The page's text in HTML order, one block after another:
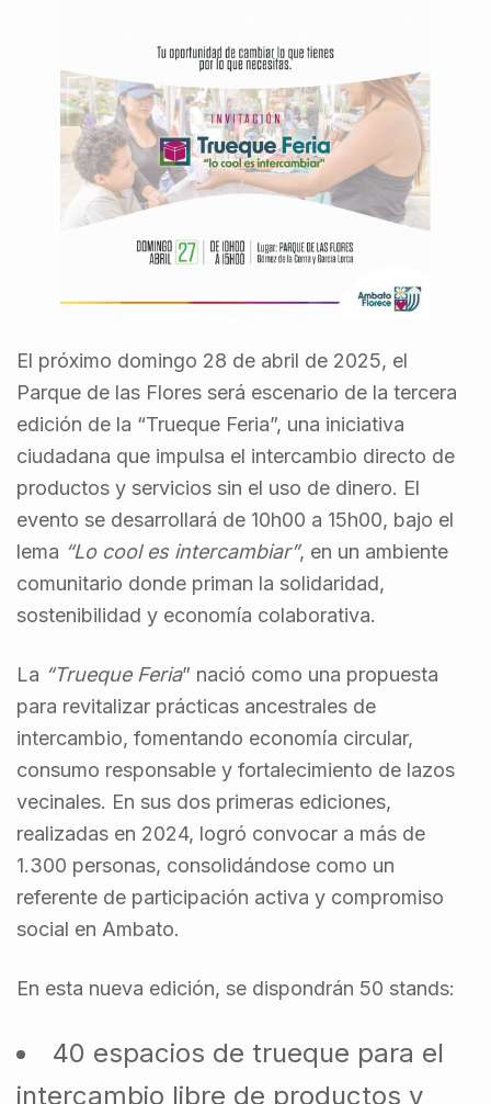
El próximo domingo 28 de abril de 2025, el
Parque de las Flores será escenario de la tercera
edición de la “Trueque Feria”, una iniciativa
ciudadana que impulsa el intercambio directo de
productos y servicios sin el uso de dinero. El
evento se desarrollará de 10h00 a 15h00, bajo el
lema “Lo cool es intercambiar”, en un ambiente
comunitario donde priman la solidaridad,
sostenibilidad y economía colaborativa.
La “Trueque Feria” nació como una propuesta
para revitalizar prácticas ancestrales de
intercambio, fomentando economía circular,
consumo responsable y fortalecimiento de lazos
vecinales. En sus dos primeras ediciones,
realizadas en 2024, logró convocar a más de
1.300 personas, consolidándose como un
referente de participación activa y compromiso
social en Ambato.
En esta nueva edición, se dispondrán 50 stands:
40 espacios de trueque para el
intercambio libre de productos y